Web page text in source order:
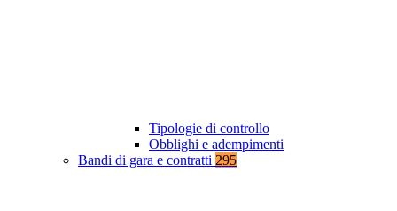
Tipologie di controllo
Obblighi e adempimenti
Bandi di gara e contratti 295